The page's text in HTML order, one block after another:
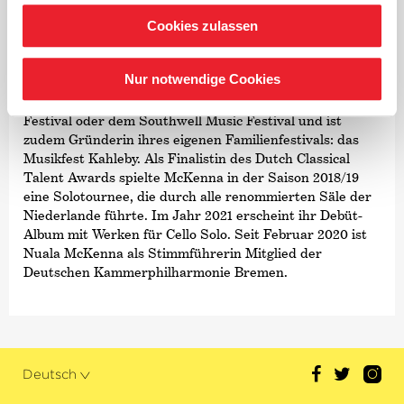
Cookies zulassen
Nur notwendige Cookies
Als Kammermusikerin konzertierte McKenna bereits mit
namhaften Musikerinnen und Musikern wie Maria João
Pires, Boris Garlitsky, Augustin Dumay, Miguel da Silva
oder Olli Mustonen. Darüber hinaus war die Cellistin
Gast bei verschiedenen Festivals wie dem Verbier
Festival oder dem Southwell Music Festival und ist
zudem Gründerin ihres eigenen Familienfestivals: das
Musikfest Kahleby. Als Finalistin des Dutch Classical
Talent Awards spielte McKenna in der Saison 2018/19
eine Solotournee, die durch alle renommierten Säle der
Niederlande führte. Im Jahr 2021 erscheint ihr Debüt-
Album mit Werken für Cello Solo. Seit Februar 2020 ist
Nuala McKenna als Stimmführerin Mitglied der
Deutschen Kammer­philharmonie Bremen.
Deutsch